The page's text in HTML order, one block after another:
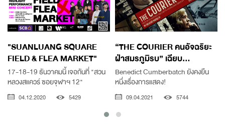
"SUANLUANG SQUARE
FIELD & FLEA MARKET"
17-18-19 ธันวาคมนี้ เจอกันที่ "สวน
หลวงสแควร์ ซอยจุฬาฯ 12"
04.12.2020 5429
“THE COURIER คนอัจฉริยะ
ฝ่าสมรภูมิรบ” เฉียบ...
Benedict Cumberbatch ยังคงยืน
หนึ่งเรื่องการแสดง!
09.04.2021 5744